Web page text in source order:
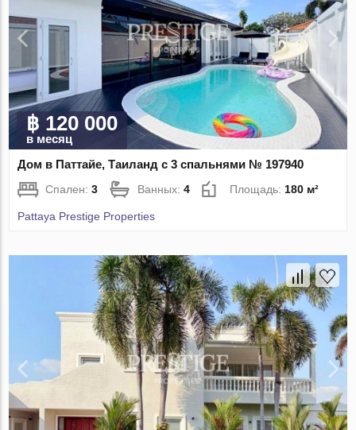
฿ 120 000
в месяц
Дом в Паттайе, Таиланд с 3 спальнями № 197940
Спален:3 Ванных:4 Площадь:180 м²
Pattaya Prestige Properties